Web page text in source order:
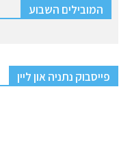
המובילים השבוע
פייסבוק נתניה און ליין